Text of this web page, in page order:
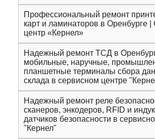
Профессиональный ремонт
карт и ламинаторов в Оренбурге
центр «Кернел»
Надежный ремонт ТСД в
мобильные, наручные,
планшетные терминалы сбора
склада в сервисном центре
Надежный ремонт реле
сканеров, энкодеров, RFID и
датчиков безопасности в
"Кернел"